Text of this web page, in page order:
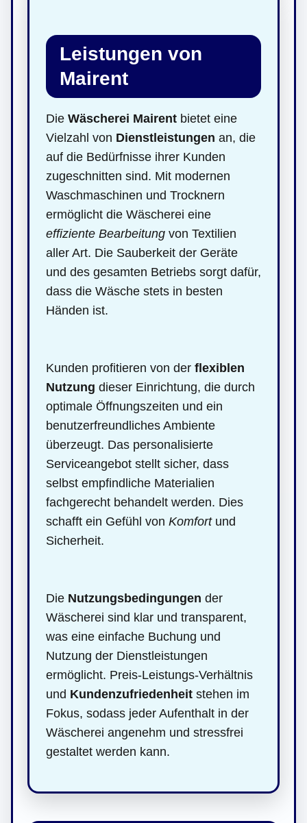
Leistungen von
Mairent
Die Wäscherei Mairent bietet eine
Vielzahl von Dienstleistungen an, die
auf die Bedürfnisse ihrer Kunden
zugeschnitten sind. Mit modernen
Waschmaschinen und Trocknern
ermöglicht die Wäscherei eine
effiziente Bearbeitung von Textilien
aller Art. Die Sauberkeit der Geräte
und des gesamten Betriebs sorgt dafür,
dass die Wäsche stets in besten
Händen ist.
Kunden profitieren von der flexiblen
Nutzung dieser Einrichtung, die durch
optimale Öffnungszeiten und ein
benutzerfreundliches Ambiente
überzeugt. Das personalisierte
Serviceangebot stellt sicher, dass
selbst empfindliche Materialien
fachgerecht behandelt werden. Dies
schafft ein Gefühl von Komfortund
Sicherheit.
Die Nutzungsbedingungen der
Wäscherei sind klar und transparent,
was eine einfache Buchung und
Nutzung der Dienstleistungen
ermöglicht. Preis-Leistungs-Verhältnis
und Kundenzufriedenheit stehen im
Fokus, sodass jeder Aufenthalt in der
Wäscherei angenehm und stressfrei
gestaltet werden kann.